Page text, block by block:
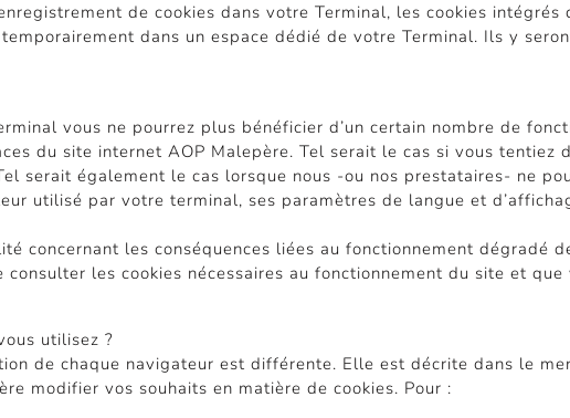
de cookies dans votre Terminal, les cookies intégrés
dans un espace dédié de votre Terminal. Ils y
vous ne pourrez plus bénéficier d’un certain nombre de
du site internet AOP Malepère. Tel serait le cas si vous tentiez
serait également le cas lorsque nous -ou nos prestataires- ne
utilisé par votre terminal, ses paramètres de langue et
concernant les conséquences liées au fonctionnement dégradé
les cookies nécessaires au fonctionnement du site et que
utilisez ?
de chaque navigateur est différente. Elle est décrite dans le
modifier vos souhaits en matière de cookies. Pour :